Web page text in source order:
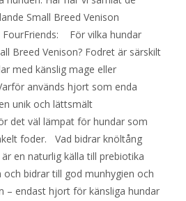
Small Breed Venison
För vilka hundar
Breed Venison? Fodret är särskilt
med känslig mage eller
används hjort som enda
unik och lättsmält
det väl lämpat för hundar som
foder. Vad bidrar knöltång
en naturlig källa till prebiotika
bidrar till god munhygien och
– endast hjort för känsliga hundar